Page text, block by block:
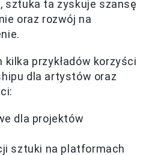
sztuka ta zyskuje szansę
oraz rozwój na
przykładów korzyści
dla artystów oraz
dla projektów
sztuki na platformach